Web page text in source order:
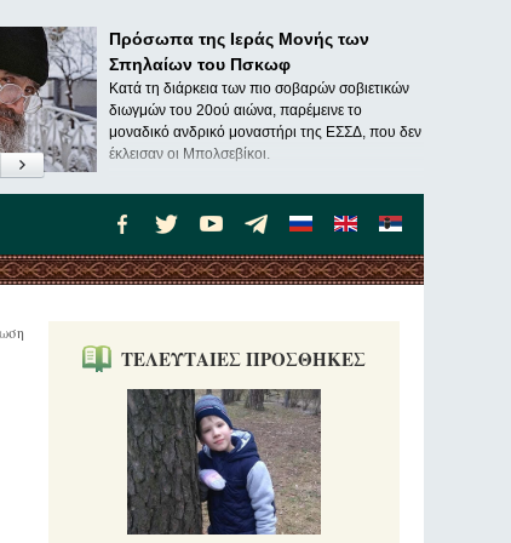
Πρόσωπα της Ιεράς Μονής των
Σπηλαίων του Πσκωφ
Κατά τη διάρκεια των πιο σοβαρών σοβιετικών
διωγμών του 20ού αιώνα, παρέμεινε το
μοναδικό ανδρικό μοναστήρι της ΕΣΣΔ, που δεν
έκλεισαν οι Μπολσεβίκοι.
ΤΕΛΕΥΤΑΙΕΣ ΠΡΟΣΘΗΚΕΣ